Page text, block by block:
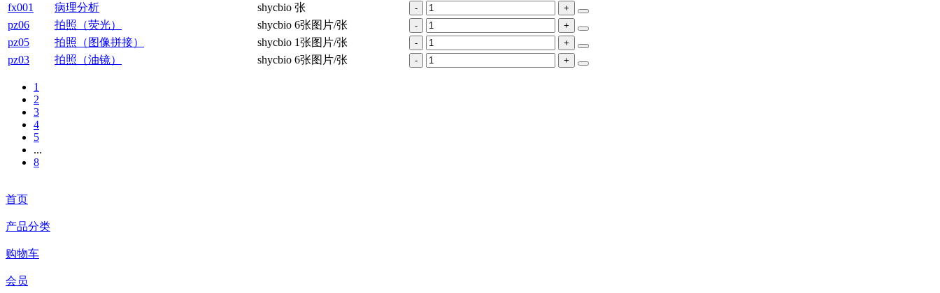
fx001 病理分析 shycbio 张 - +
pz06 拍照（荧光） shycbio 6张图片/张 - +
pz05 拍照（图像拼接） shycbio 1张图片/张 - +
pz03 拍照（油镜） shycbio 6张图片/张 - +
1
2
3
4
5
...
8
首页
产品分类
购物车
会员